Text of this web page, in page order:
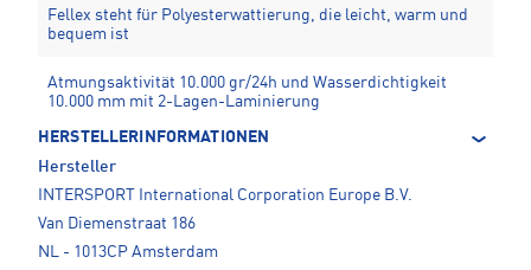
Fellex steht für Polyesterwattierung, die leicht, warm und
bequem ist
Atmungsaktivität 10.000 gr/24h und Wasserdichtigkeit
10.000 mm mit 2-Lagen-Laminierung
HERSTELLERINFORMATIONEN
Hersteller
INTERSPORT International Corporation Europe B.V.
Van Diemenstraat 186
NL - 1013CP Amsterdam